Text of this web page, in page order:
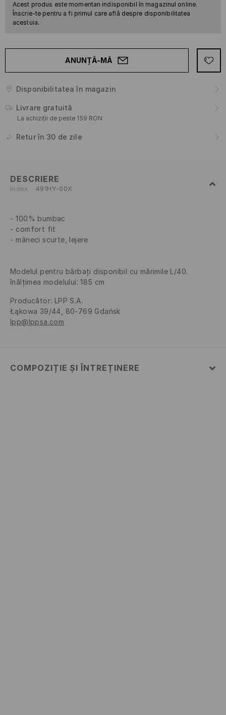
Acest produs este momentan indisponibil în magazinul online.
Înscrie-te pentru a fi primul care află despre disponibilitatea
acestuia.
ANUNȚĂ-MĂ
Disponibilitatea în magazin
Livrare gratuită
La achiziții de peste 159 RON
Retur în 30 de zile
DESCRIERE
Index 491HY-00X
100% bumbac
comfort fit
mâneci scurte, lejere
Modelul pentru bărbați disponibil cu mărimile L/40.
înălțimea modelului: 185 cm
Producător: LPP S.A.
Łąkowa 39/44, 80-769 Gdańsk
lpp@lppsa.com
COMPOZIȚIE ȘI ÎNTREȚINERE